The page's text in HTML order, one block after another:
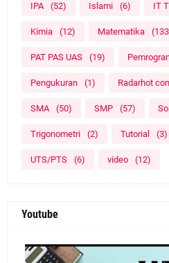
IPA (52) Islami (6) IT
Kimia (12) Matematika
PAT PAS UAS (19)
Pengukuran (1) Radarhot
SMA (50) SMP (57)
Trigonometri (2) Tutorial (3)
UTS/PTS (6) video (12)
Youtube